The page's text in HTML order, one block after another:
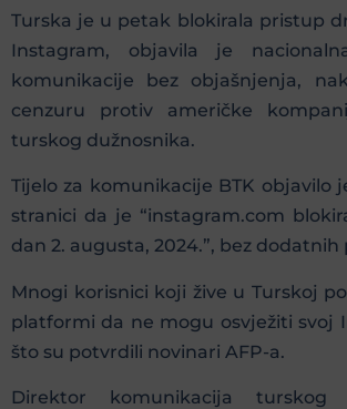
Turska je u petak blokirala pristup
Instagram, objavila je
komunikacije bez objašnjenja,
cenzuru protiv američke
turskog dužnosnika.
Tijelo za komunikacije BTK objavilo
stranici da je “instagram.com
dan 2. augusta, 2024.”, bez
Mnogi korisnici koji žive u Turskoj
platformi da ne mogu osvježiti svoj
što su potvrdili novinari AFP-a.
Direktor komunikacija turskog